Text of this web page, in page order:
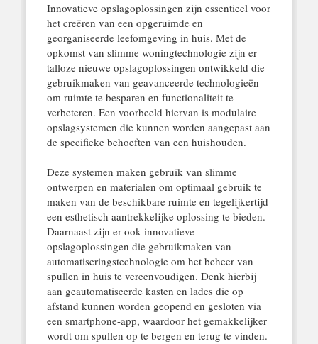
Innovatieve opslagoplossingen zijn essentieel voor
het creëren van een opgeruimde en
georganiseerde leefomgeving in huis. Met de
opkomst van slimme woningtechnologie zijn er
talloze nieuwe opslagoplossingen ontwikkeld die
gebruikmaken van geavanceerde technologieën
om ruimte te besparen en functionaliteit te
verbeteren. Een voorbeeld hiervan is modulaire
opslagsystemen die kunnen worden aangepast aan
de specifieke behoeften van een huishouden.
Deze systemen maken gebruik van slimme
ontwerpen en materialen om optimaal gebruik te
maken van de beschikbare ruimte en tegelijkertijd
een esthetisch aantrekkelijke oplossing te bieden.
Daarnaast zijn er ook innovatieve
opslagoplossingen die gebruikmaken van
automatiseringstechnologie om het beheer van
spullen in huis te vereenvoudigen. Denk hierbij
aan geautomatiseerde kasten en lades die op
afstand kunnen worden geopend en gesloten via
een smartphone-app, waardoor het gemakkelijker
wordt om spullen op te bergen en terug te vinden.